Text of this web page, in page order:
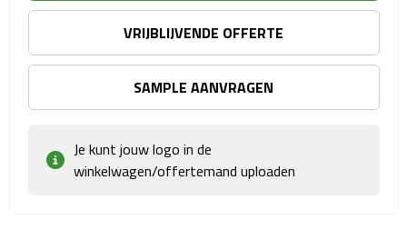
Matrozentassen
Reizen
Reisbekers
Opbergtasjes
VRIJBLIJVENDE OFFERTE
SAMPLE AANVRAGEN
Je kunt jouw logo in de
winkelwagen/offertemand uploaden